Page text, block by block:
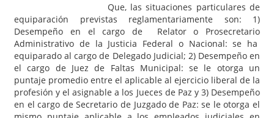
Que, las situaciones particulares de
equiparación previstas reglamentariamente son: 1)
Desempeño en el cargo de Relator o Prosecretario
Administrativo de la Justicia Federal o Nacional: se ha
equiparado al cargo de Delegado Judicial; 2) Desempeño en
el cargo de Juez de Faltas Municipal: se le otorga un
puntaje promedio entre el aplicable al ejercicio liberal de la
profesión y el asignable a los Jueces de Paz y 3) Desempeño
en el cargo de Secretario de Juzgado de Paz: se le otorga el